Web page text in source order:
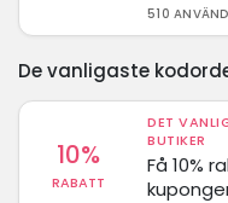
510
De vanligaste
10%
RABATT
DET
BUTIKER
Få 10%